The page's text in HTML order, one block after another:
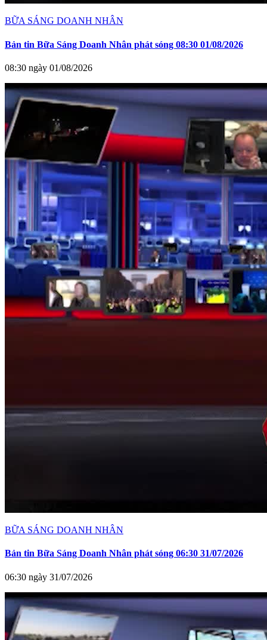
BỮA SÁNG DOANH NHÂN
Bản tin Bữa Sáng Doanh Nhân phát sóng 08:30 01/08/2026
08:30 ngày 01/08/2026
BỮA SÁNG DOANH NHÂN
Bản tin Bữa Sáng Doanh Nhân phát sóng 06:30 31/07/2026
06:30 ngày 31/07/2026